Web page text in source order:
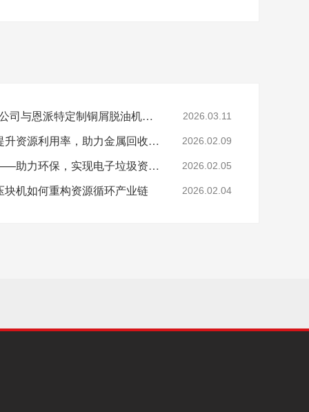
陕西SR新材料股份有限公司与恩派特定制铜屑脱油机案例 2026.03.11
恩派特钢屑压块机——提升资源利用率，助力金属回收产业升级！ 2026.02.09
恩派特电子垃圾破碎机——助力环保，实现电子垃圾资源化关键利器！ 2026.02.05
机如何重构资源循环产业链 2026.02.04